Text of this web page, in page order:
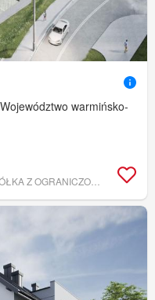
warmińsko-